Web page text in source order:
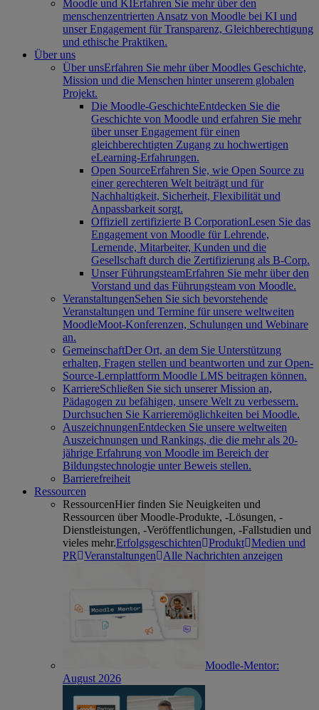
Moodle und KIErfahren Sie mehr über den
menschenzentrierten Ansatz von Moodle bei KI und
unser Engagement für Transparenz, Gleichberechtigung
und ethische Praktiken.
Über uns
Über unsErfahren Sie mehr über Moodles Geschichte,
Mission und die Menschen hinter unserem globalen
Projekt.
Die Moodle-GeschichteEntdecken Sie die
Geschichte von Moodle und erfahren Sie mehr
über unser Engagement für einen
gleichberechtigten Zugang zu hochwertigen
eLearning-Erfahrungen.
Open SourceErfahren Sie, wie Open Source zu
einer gerechteren Welt beiträgt und für
Nachhaltigkeit, Sicherheit, Flexibilität und
Anpassbarkeit sorgt.
Offiziell zertifizierte B CorporationLesen Sie das
Engagement von Moodle für Lehrende,
Lernende, Mitarbeiter, Kunden und die
Gesellschaft durch die Zertifizierung als B-Corp.
Unser FührungsteamErfahren Sie mehr über den
Vorstand und das Führungsteam von Moodle.
VeranstaltungenSehen Sie sich bevorstehende
Veranstaltungen und Termine für unsere weltweiten
MoodleMoot-Konferenzen, Schulungen und Webinare
an.
GemeinschaftDer Ort, an dem Sie Unterstützung
erhalten, Fragen stellen und beantworten und zur Open-
Source-Lernplattform Moodle LMS beitragen können.
KarriereSchließen Sie sich unserer Mission an,
Pädagogen zu befähigen, unsere Welt zu verbessern.
Durchsuchen Sie Karrieremöglichkeiten bei Moodle.
AuszeichnungenEntdecken Sie unsere weltweiten
Auszeichnungen und Rankings, die die mehr als 20-
jährige Erfahrung von Moodle im Bereich der
Bildungstechnologie unter Beweis stellen.
Barrierefreiheit
Ressourcen
RessourcenHier finden Sie Neuigkeiten und
Ressourcen über Moodle-Produkte, -Lösungen, -
Dienstleistungen, -Veröffentlichungen, -Fallstudien und
vieles mehr.Erfolgsgeschichten Produkt Medien und
PR
Veranstaltungen Alle Nachrichten anzeigen
Moodle-Mentor:
August 2026